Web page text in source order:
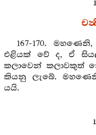
167-170.
එළියක් වේ ද, ඒ
කලාවෙන් කලාවකුත්
කියනු ලැබේ.
යයි.